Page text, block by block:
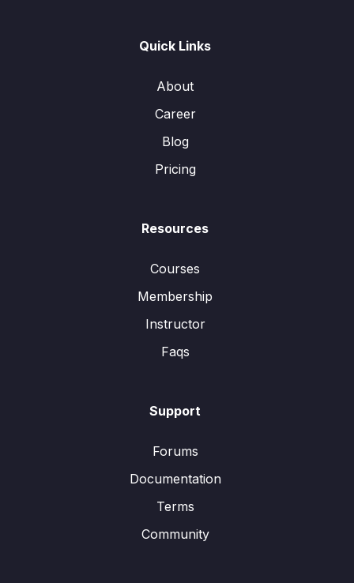
Quick Links
About
Career
Blog
Pricing
Resources
Courses
Membership
Instructor
Faqs
Support
Forums
Documentation
Terms
Community